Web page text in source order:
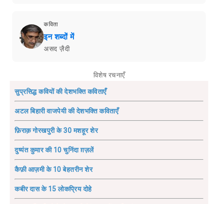
कविता
इन शब्दों में
असद ज़ैदी
विशेष रचनाएँ
सुप्रसिद्ध कवियों की देशभक्ति कविताएँ
अटल बिहारी वाजपेयी की देशभक्ति कविताएँ
फ़िराक़ गोरखपुरी के 30 मशहूर शेर
दुष्यंत कुमार की 10 चुनिंदा ग़ज़लें
कैफ़ी आज़मी के 10 बेहतरीन शेर
कबीर दास के 15 लोकप्रिय दोहे